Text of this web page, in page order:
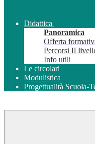
Didattica
Panoramica
Offerta
Percorsi II
Info utili
Le circolari
Modulistica
Progettualità Scuola-